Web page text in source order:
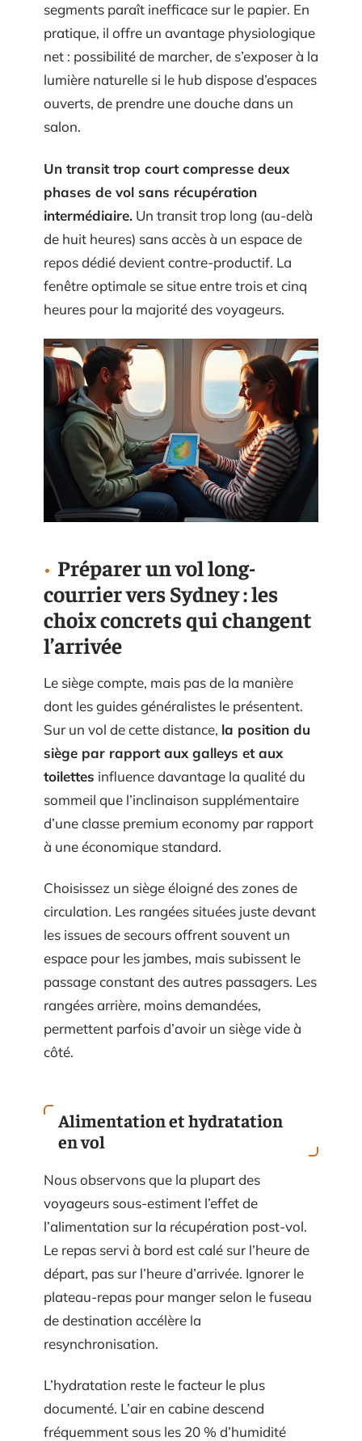
segments paraît inefficace sur le papier. En
pratique, il offre un avantage physiologique
net : possibilité de marcher, de s’exposer à la
lumière naturelle si le hub dispose d’espaces
ouverts, de prendre une douche dans un
salon.
Un transit trop court compresse deux
phases de vol sans récupération
intermédiaire. Un transit trop long (au-delà
de huit heures) sans accès à un espace de
repos dédié devient contre-productif. La
fenêtre optimale se situe entre trois et cinq
heures pour la majorité des voyageurs.
Préparer un vol long-
courrier vers Sydney : les
choix concrets qui changent
l’arrivée
Le siège compte, mais pas de la manière
dont les guides généralistes le présentent.
Sur un vol de cette distance, la position du
siège par rapport aux galleys et aux
toilettes influence davantage la qualité du
sommeil que l’inclinaison supplémentaire
d’une classe premium economy par rapport
à une économique standard.
Choisissez un siège éloigné des zones de
circulation. Les rangées situées juste devant
les issues de secours offrent souvent un
espace pour les jambes, mais subissent le
passage constant des autres passagers. Les
rangées arrière, moins demandées,
permettent parfois d’avoir un siège vide à
côté.
Alimentation et hydratation
en vol
Nous observons que la plupart des
voyageurs sous-estiment l’effet de
l’alimentation sur la récupération post-vol.
Le repas servi à bord est calé sur l’heure de
départ, pas sur l’heure d’arrivée. Ignorer le
plateau-repas pour manger selon le fuseau
de destination accélère la
resynchronisation.
L’hydratation reste le facteur le plus
documenté. L’air en cabine descend
fréquemment sous les 20 % d’humidité